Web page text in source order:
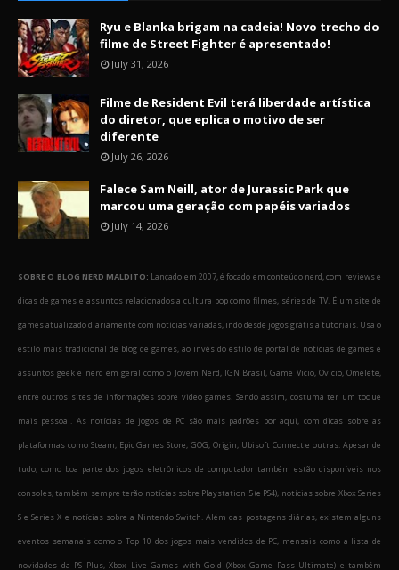
Ryu e Blanka brigam na cadeia! Novo trecho do
filme de Street Fighter é apresentado!
July 31, 2026
Filme de Resident Evil terá liberdade artística
do diretor, que eplica o motivo de ser
diferente
July 26, 2026
Falece Sam Neill, ator de Jurassic Park que
marcou uma geração com papéis variados
July 14, 2026
SOBRE O BLOG NERD MALDITO: Lançado em 2007, é focado em conteúdo nerd, com reviews e
dicas de games e assuntos relacionados a cultura pop como filmes, séries de TV. É um site de
games atualizado diariamente com notícias variadas, indo desde jogos grátis a tutoriais. Usa o
estilo mais tradicional de blog de games, ao invés do estilo de portal de notícias de games e
assuntos geek e nerd em geral como o Jovem Nerd, IGN Brasil, Game Vicio, Ovicio, Omelete,
entre outros sites de informações sobre video games. Sendo assim, costuma ter um toque
mais pessoal. As notícias de jogos de PC são mais padrões por aqui, com dicas sobre as
plataformas como Steam, Epic Games Store, GOG, Origin, Ubisoft Connect e outras. Apesar de
tudo, como boa parte dos jogos eletrônicos de computador também estão disponíveis nos
consoles, também sempre terão notícias sobre Playstation 5 (e PS4), notícias sobre Xbox Series
S e Series X e notícias sobre a Nintendo Switch. Além das postagens diárias, existem alguns
eventos semanais como o Top 10 dos jogos mais vendidos de PC, mensais como a lista de
novidades da PS Plus, Xbox Live Games with Gold (Xbox Game Pass Ultimate) e também